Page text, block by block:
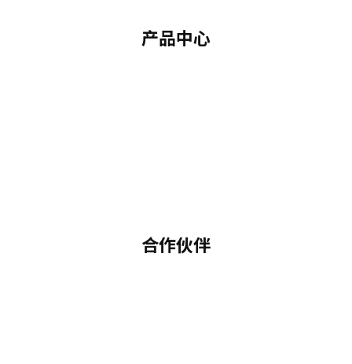
产品中心
合作伙伴